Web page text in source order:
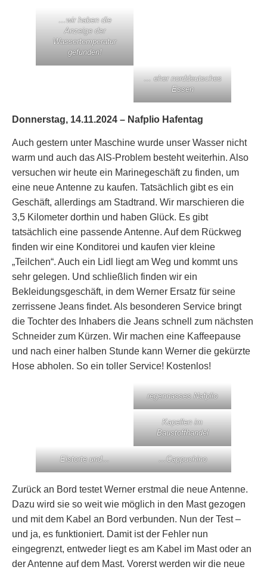
…wir haben die
Anzeige der
Wassertemperatur
gefunden!
… eher norddeutsches
Essen
Donnerstag, 14.11.2024 – Nafplio Hafentag
Auch gestern unter Maschine wurde unser Wasser nicht
warm und auch das AIS-Problem besteht weiterhin. Also
versuchen wir heute ein Marinegeschäft zu finden, um
eine neue Antenne zu kaufen. Tatsächlich gibt es ein
Geschäft, allerdings am Stadtrand. Wir marschieren die
3,5 Kilometer dorthin und haben Glück. Es gibt
tatsächlich eine passende Antenne. Auf dem Rückweg
finden wir eine Konditorei und kaufen vier kleine
„Teilchen“. Auch ein Lidl liegt am Weg und kommt uns
sehr gelegen. Und schließlich finden wir ein
Bekleidungsgeschäft, in dem Werner Ersatz für seine
zerrissene Jeans findet. Als besonderen Service bringt
die Tochter des Inhabers die Jeans schnell zum nächsten
Schneider zum Kürzen. Wir machen eine Kaffeepause
und nach einer halben Stunde kann Werner die gekürzte
Hose abholen. So ein toller Service! Kostenlos!
regennasses Nafplio
Kapellen im
Baustoffhandel
Eistorte und… …Cappuchino
Zurück an Bord testet Werner erstmal die neue Antenne.
Dazu wird sie so weit wie möglich in den Mast gezogen
und mit dem Kabel an Bord verbunden. Nun der Test –
und ja, es funktioniert. Damit ist der Fehler nun
eingegrenzt, entweder liegt es am Kabel im Mast oder an
der Antenne auf dem Mast. Vorerst werden wir die neue